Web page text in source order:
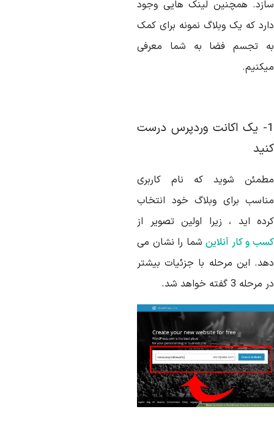
همچنین لینک هایی وجود
که یک وبلاگ نمونه برای کمک
تجسم فضا به شما معرفی
1- یک اکانت وردپرس درست
شوید که نام کاربری
برای وبلاگ خود انتخاب
اید ، زیرا اولین تصویر از
و کار آنلاینشما را نشان می
این مرحله با جزئیات بیشتر
3 گفته خواهد شد.